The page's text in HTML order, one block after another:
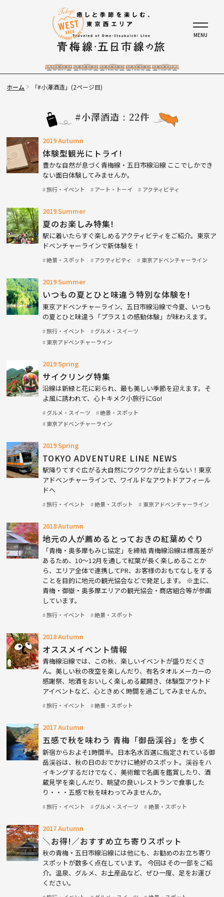
ホーム 「#小澤酒造」(2ページ目)
#小澤酒造 : 22件
2019 Autumn
体験型観光にトライ!
豊かな自然が息づく青梅線・五日市線沿線 ここでしかでき
ない面白体験してみませんか。
旅行・イベント アート・トーイ アクティビティ
2019 Summer
夏のお楽しみ特集!
駅に着いたらすぐ楽しめるアクティビティをご紹介。東京ア
ドベンチャーラインで新体験を！
絶景・スポット アクティビティ 東京アドベンチャーライン
2019 Summer
いつもの夏とひと味違う特別な体験を!
東京アドベンチャーライン、五日市線沿線で今夏、いつも
の夏とひと味違う「プラス１の感動体験」が味わえます。
旅行・イベント
グルメ・スイーツ
東京アドベンチャーライン
2019 Spring
サイクリング特集
沿線は新緑と花に彩られ、最も美しい季節を迎えます。そ
よ風に誘われて、心トキメク小旅行にGo!
グルメ・スイーツ
絶景・スポット
東京アドベンチャーライン
2019 Spring
TOKYO ADVENTURE LINE NEWS
駅降りてすぐ広がる大自然にワクワクが止まらない！東京
アドベンチャーラインで、ワイルドなアウトドアフィール
ドへ
旅行・イベント 絶景・スポット 東京アドベンチャーライン
2018 Autumn
地元の人が薦めるとっておきの紅葉めぐり
「青梅・奥多摩もみじ協定」を締結 青梅線沿線は標高差が
あるため、10〜12月を通して紅葉が長く楽しめることか
ら、エリア全体で連携してPR、お客様のおもてなしをする
ことを目的に地元の観光協会などで発足します。 ※主に、
青梅・御嶽・奥多摩エリアの観光協会・商店組合等が参画
しています。
旅行・イベント 絶景・スポット
2018 Autumn
オススメイベント情報
青梅線沿線では、この秋、楽しいイベントが盛りだくさ
ん。美しい秋の夜空を楽しんだり、有名タオルメーカーの
感謝祭、地酒をおいしく楽しめる蔵開き、体験型アウトド
アイベントなど、心ときめく時間を過ごしてみませんか。
旅行・イベント 絶景・スポット
2017 Autumn
五感で秋を味わう 青梅「御岳渓谷」を歩く
新宿からおよそ1時間半。日本名水百選に指定されている御
岳渓谷は、秋の日のおでかけに絶好のスポット。渓谷をハ
イキングするだけでなく、美術館で名画を鑑賞したり、酒
蔵見学を楽しんだり、眺望の良いレストランで食事した
り・・・五感で秋を味わってみませんか。
旅行・イベント グルメ・スイーツ 絶景・スポット
2017 Autumn
＼お得!／おすすめ立ち寄りスポット
秋の青梅・五日市線沿線には他にも、お勧めのお立ち寄り
スポットが数多く点在しています。 今回はその一部をご紹
介。温泉、グルメ、お土産品など、ぜひ一度、足をお運び
ください。